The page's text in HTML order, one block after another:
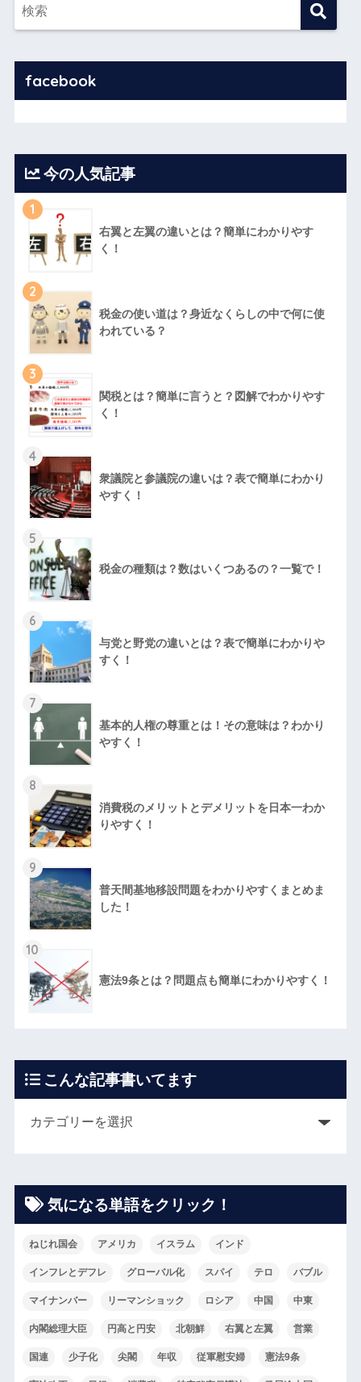
facebook
今の人気記事
1
右翼と左翼の違いとは？簡単にわかりやす
く！
2
税金の使い道は？身近なくらしの中で何に使
われている？
3
関税とは？簡単に言うと？図解でわかりやす
く！
4
衆議院と参議院の違いは？表で簡単にわかり
やすく！
5
税金の種類は？数はいくつあるの？一覧で！
6
与党と野党の違いとは？表で簡単にわかりや
すく！
7
基本的人権の尊重とは！その意味は？わかり
やすく！
8
消費税のメリットとデメリットを日本一わか
りやすく！
9
普天間基地移設問題をわかりやすくまとめま
した！
10
憲法9条とは？問題点も簡単にわかりやすく！
こんな記事書いてます
気になる単語をクリック！
ねじれ国会 アメリカ イスラム インド
インフレとデフレ グローバル化 スパイ テロ バブル
マイナンバー リーマンショック ロシア 中国 中東
内閣総理大臣 円高と円安 北朝鮮 右翼と左翼 営業
国連 少子化 尖閣 年収 従軍慰安婦 憲法9条